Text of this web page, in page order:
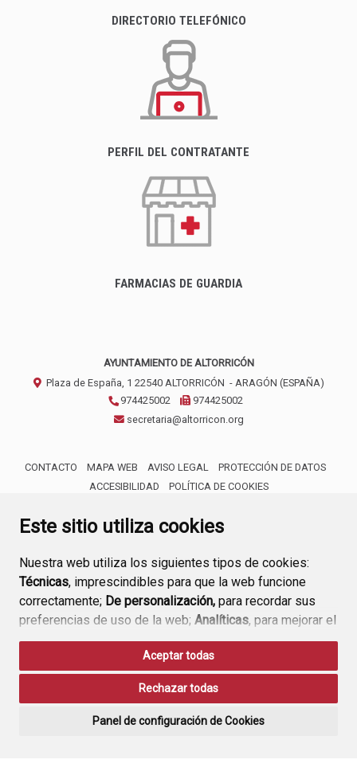
Este sitio utiliza cookies
Nuestra web utiliza los siguientes tipos de cookies:
Técnicas, imprescindibles para que la web funcione
correctamente; De personalización, para recordar sus
preferencias de uso de la web; Analíticas, para mejorar el
funcionamiento de la web y sus servicios.
Si acepta pulsando el botón“Aceptar todas”
consideramos que acepta su uso. Si pulsa el botón
ninguna acción, se guardarán las cookies técnicas
Aceptar todas
Rechazar todas
Panel de configuración de Cookies
DIRECTORIO TELEFÓNICO
PERFIL DEL CONTRATANTE
FARMACIAS DE GUARDIA
AYUNTAMIENTO DE ALTORRICÓN
Plaza de España, 1 22540 ALTORRICÓN - ARAGÓN (ESPAÑA)
974425002
974425002
secretaria@altorricon.org
CONTACTO MAPA WEB AVISO LEGAL
PROTECCIÓN DE DATOS
ACCESIBILIDAD
POLÍTICA DE COOKIES